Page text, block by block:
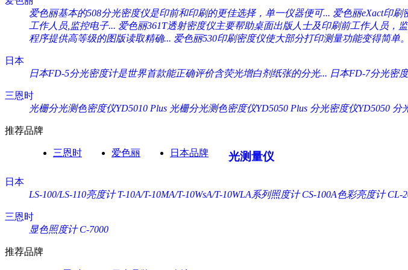
爱色丽基本的508分光密度仪是印前和印刷的更佳选择，单一仪器便可... 爱色丽eXact印刷
工作人员,监控电子... 爱色丽361T透射密度仪主要帮助桌面出版人士及印刷前工作人员，
程序提供高等级的图版读取精确... 爱色丽530印刷密度仪使大部分打印测量功能变得简单
日本
日本FD-5分光密度计是世界首款能正确评价含荧光增白剂纸张的分光... 日本FD-7分光密
三恩时
光栅分光测色密度仪YD5010 Plus 光栅分光测色密度仪YD5050 Plus 分光密度仪YD5050 分
推荐品牌
三恩时 爱色丽 日本品牌 光测量仪
日本
LS-100/LS-110亮度计 T-10A/T-10MA/T-10WsA/T-10WLA系列照度计 CS-100A色彩亮度计 CL-
三恩时
显色照度计 C-7000
推荐品牌